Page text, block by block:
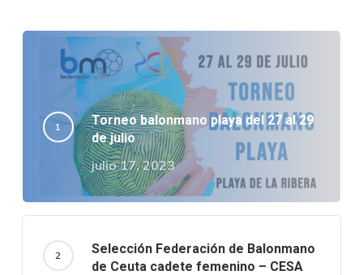
Torneo balonmano playa del 27 al 29
de julio
julio 17, 2023
Selección Federación de Balonmano
de Ceuta cadete femenino – CESA